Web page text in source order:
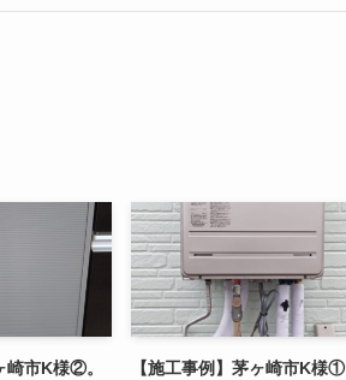
崎市K様②。
【施工事例】茅ヶ崎市K様